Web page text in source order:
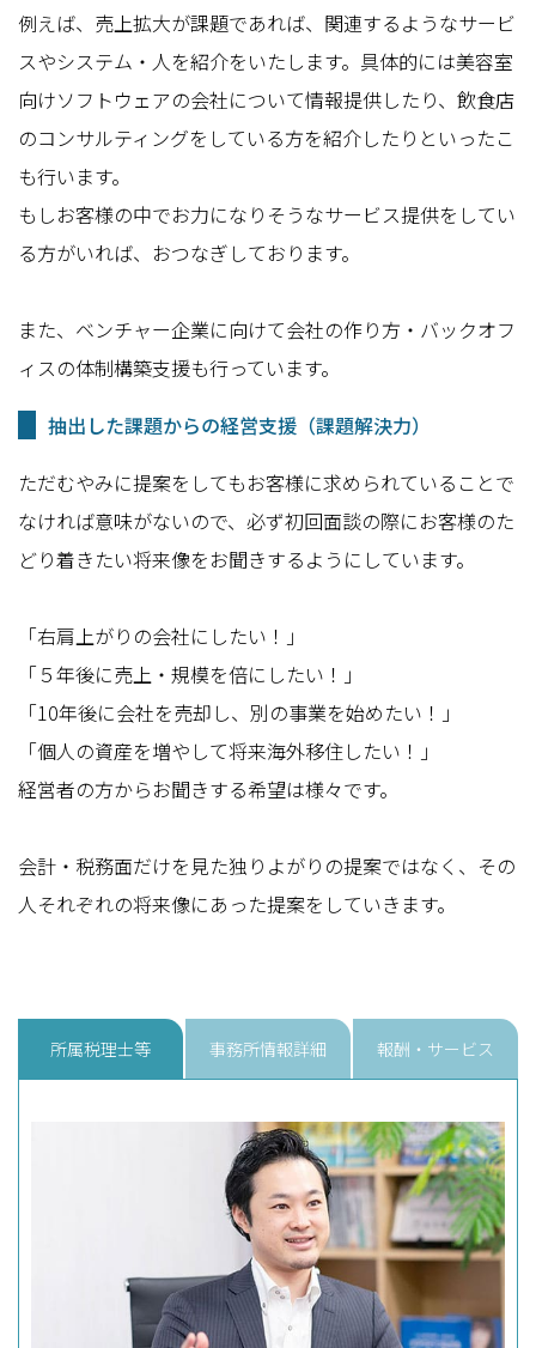
例えば、売上拡大が課題であれば、関連するようなサービ
スやシステム・人を紹介をいたします。具体的には美容室
向けソフトウェアの会社について情報提供したり、飲食店
のコンサルティングをしている方を紹介したりといったこ
も行います。
もしお客様の中でお力になりそうなサービス提供をしてい
る方がいれば、おつなぎしております。
また、ベンチャー企業に向けて会社の作り方・バックオフ
ィスの体制構築支援も行っています。
抽出した課題からの経営支援（課題解決力）
ただむやみに提案をしてもお客様に求められていることで
なければ意味がないので、必ず初回面談の際にお客様のた
どり着きたい将来像をお聞きするようにしています。
「右肩上がりの会社にしたい！」
「５年後に売上・規模を倍にしたい！」
「10年後に会社を売却し、別の事業を始めたい！」
「個人の資産を増やして将来海外移住したい！」
経営者の方からお聞きする希望は様々です。
会計・税務面だけを見た独りよがりの提案ではなく、その
人それぞれの将来像にあった提案をしていきます。
所属税理士等 事務所情報詳細 報酬・サービス